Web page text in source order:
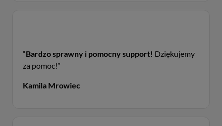
“Bardzo sprawny i pomocny support! Dziękujemy
za pomoc!”
Kamila Mrowiec